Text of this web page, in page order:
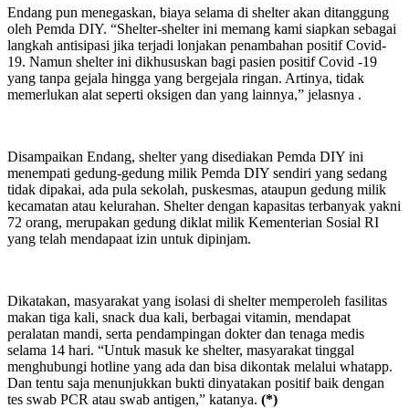
Endang pun menegaskan, biaya selama di shelter akan ditanggung
oleh Pemda DIY. “Shelter-shelter ini memang kami siapkan sebagai
langkah antisipasi jika terjadi lonjakan penambahan positif Covid-
19. Namun shelter ini dikhususkan bagi pasien positif Covid -19
yang tanpa gejala hingga yang bergejala ringan. Artinya, tidak
memerlukan alat seperti oksigen dan yang lainnya,” jelasnya .
Disampaikan Endang, shelter yang disediakan Pemda DIY ini
menempati gedung-gedung milik Pemda DIY sendiri yang sedang
tidak dipakai, ada pula sekolah, puskesmas, ataupun gedung milik
kecamatan atau kelurahan. Shelter dengan kapasitas terbanyak yakni
72 orang, merupakan gedung diklat milik Kementerian Sosial RI
yang telah mendapaat izin untuk dipinjam.
Dikatakan, masyarakat yang isolasi di shelter memperoleh fasilitas
makan tiga kali, snack dua kali, berbagai vitamin, mendapat
peralatan mandi, serta pendampingan dokter dan tenaga medis
selama 14 hari. “Untuk masuk ke shelter, masyarakat tinggal
menghubungi hotline yang ada dan bisa dikontak melalui whatapp.
Dan tentu saja menunjukkan bukti dinyatakan positif baik dengan
tes swab PCR atau swab antigen,” katanya. (*)